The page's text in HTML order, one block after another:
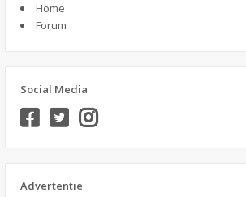
Home
Forum
Social Media
Advertentie